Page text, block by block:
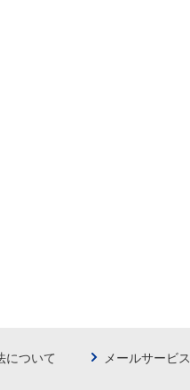
について メールサービス